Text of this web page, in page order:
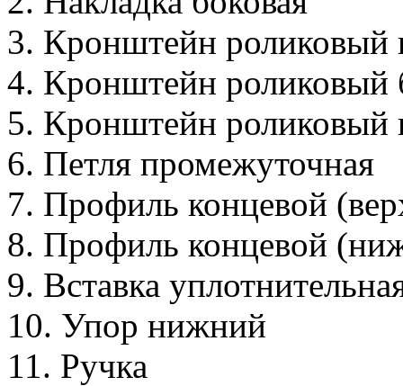
3. Кронштейн роликовый
4. Кронштейн роликовый
5. Кронштейн
6. Петля промежуточная
7. Профиль концевой
8. Профиль концевой
9. Вставка
10. Упор нижний
11. Ручка